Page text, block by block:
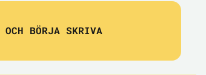
OCH BÖRJA SKRIVA